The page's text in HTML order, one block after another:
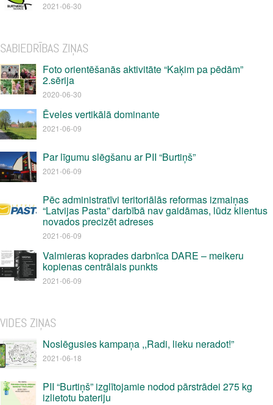
2021-06-30
SABIEDRĪBAS ZIŅAS
Foto orientēšanās aktivitāte “Kaķim pa pēdām”
2.sērija
2020-06-30
Ēveles vertikālā dominante
2021-06-09
Par līgumu slēgšanu ar PII “Burtiņš”
2021-06-09
Pēc administratīvi teritoriālās reformas izmaiņas
“Latvijas Pasta” darbībā nav gaidāmas, lūdz klientus
novados precizēt adreses
2021-06-09
Valmieras koprades darbnīca DARE – meikeru
kopienas centrālais punkts
2021-06-09
VIDES ZIŅAS
Noslēgusies kampaņa ,,Radi, lieku neradot!”
2021-06-18
PII “Burtiņš” izglītojamie nodod pārstrādei 275 kg
izlietotu bateriju